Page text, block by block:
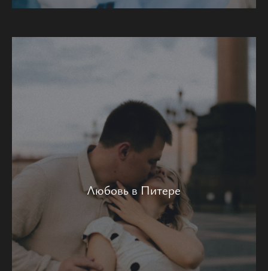
Любовь в Питере